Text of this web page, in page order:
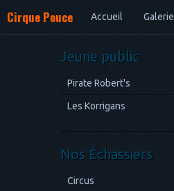
Cirque Pouce Accueil Galerie
Jeune public
Pirate Robert's
Les Korrigans
Nos Échassiers
Circus